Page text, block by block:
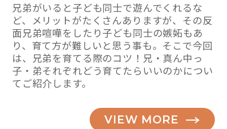
兄弟がいると子ども同士で遊んでくれるな
ど、メリットがたくさんありますが、その反
面兄弟喧嘩をしたり子ども同士の嫉妬もあ
り、育て方が難しいと思う事も。そこで今回
は、兄弟を育てる際のコツ！兄・真ん中っ
子・弟それぞれどう育てたらいいのかについ
てご紹介します。
VIEW MORE